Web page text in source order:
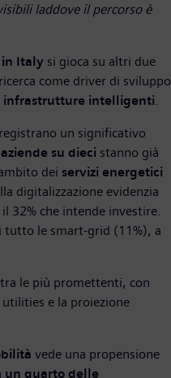
laddove il percorso è
in Italy si gioca su altri due
come driver di sviluppo
infrastrutture intelligenti
un significativo
su dieci stanno già
dei servizi energetici
digitalizzazione evidenzia
32% che intende investire.
tutto le smart-grid (11%), a
le più promettenti, con
utilities e la proiezione
vede una propensione
un quarto delle